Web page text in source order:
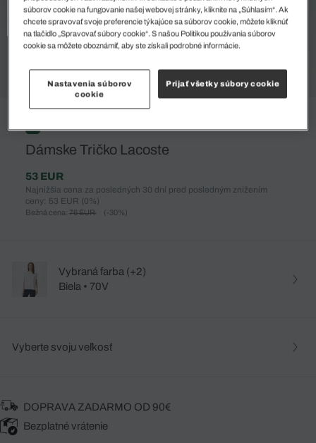
%
Dámske Tričko Lacoste
53 EUR
Najnižšia cena za posledných 30 dní pred posledným znížením
ceny: 53 EUR (0%)
Bežná cena: 76 EUR (-30%)
Vybraná farba (+2)
Biela • 70V
Vyberte svoju veľkosť
DOPRAVA ZADARMO OD 90€
Bezplatné vrátenie
súborov cookie na fungovanie našej webovej stránky, kliknite na „Súhlasím“. Ak
chcete spravovať svoje preferencie týkajúce sa súborov cookie, môžete kliknúť
na tlačidlo „Spravovať súbory cookie“. S našou Politikou používania súborov
cookie sa môžete oboznámiť, aby ste získali podrobné informácie.
Nastavenia súborov
cookie
Prijať všetky súbory cookie